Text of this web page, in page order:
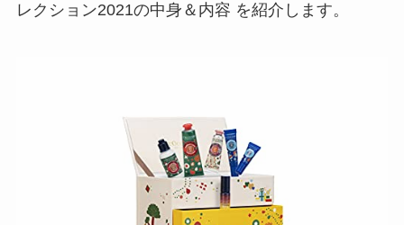
レクション2021の中身＆内容 を紹介します。